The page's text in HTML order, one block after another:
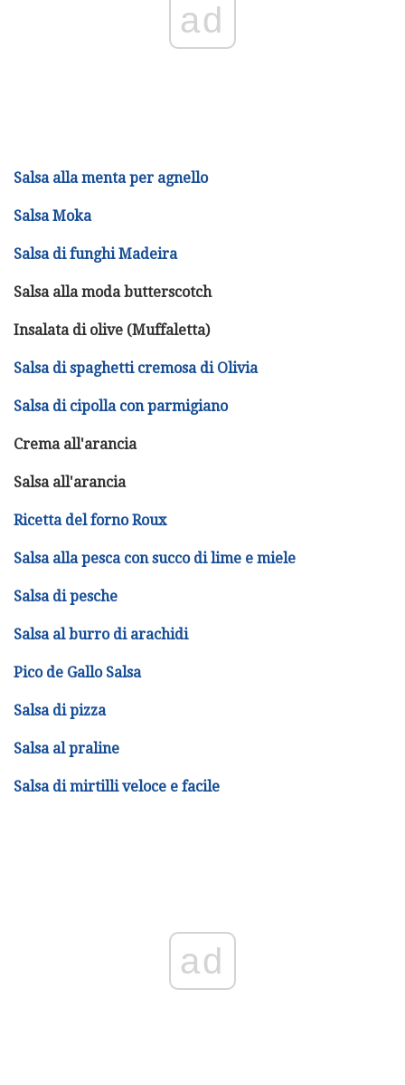
ad
Salsa alla menta per agnello
Salsa Moka
Salsa di funghi Madeira
Salsa alla moda butterscotch
Insalata di olive (Muffaletta)
Salsa di spaghetti cremosa di Olivia
Salsa di cipolla con parmigiano
Crema all'arancia
Salsa all'arancia
Ricetta del forno Roux
Salsa alla pesca con succo di lime e miele
Salsa di pesche
Salsa al burro di arachidi
Pico de Gallo Salsa
Salsa di pizza
Salsa al praline
Salsa di mirtilli veloce e facile
ad